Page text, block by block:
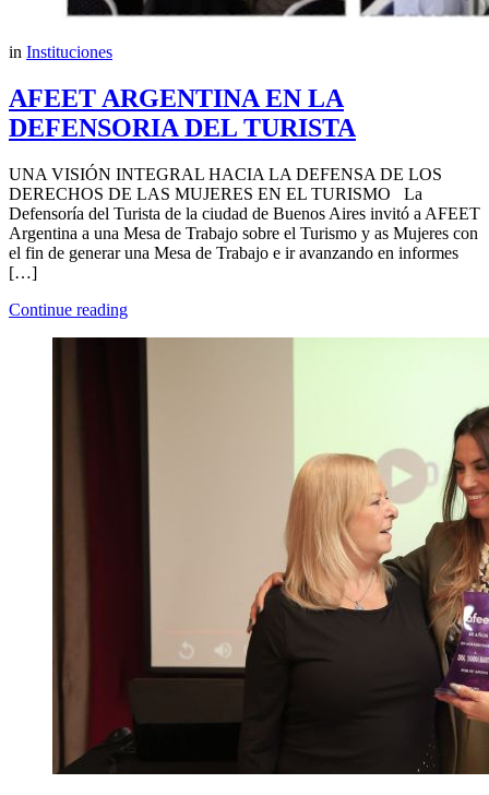
in Instituciones
AFEET ARGENTINA EN LA
DEFENSORIA DEL TURISTA
UNA VISIÓN INTEGRAL HACIA LA DEFENSA DE LOS
DERECHOS DE LAS MUJERES EN EL TURISMO La
Defensoría del Turista de la ciudad de Buenos Aires invitó a AFEET
Argentina a una Mesa de Trabajo sobre el Turismo y as Mujeres con
el fin de generar una Mesa de Trabajo e ir avanzando en informes
[…]
Continue reading